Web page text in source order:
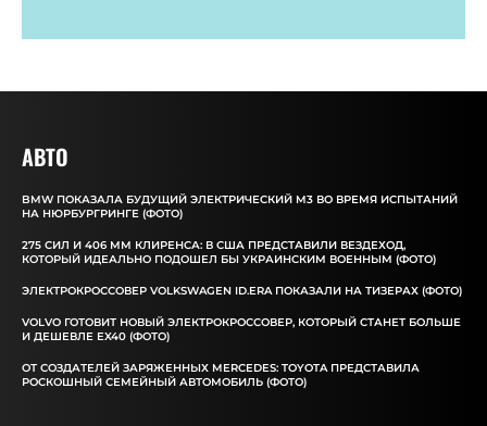
АВТО
BMW ПОКАЗАЛА БУДУЩИЙ ЭЛЕКТРИЧЕСКИЙ M3 ВО ВРЕМЯ ИСПЫТАНИЙ
НА НЮРБУРГРИНГЕ (ФОТО)
275 СИЛ И 406 ММ КЛИРЕНСА: В США ПРЕДСТАВИЛИ ВЕЗДЕХОД,
КОТОРЫЙ ИДЕАЛЬНО ПОДОШЕЛ БЫ УКРАИНСКИМ ВОЕННЫМ (ФОТО)
ЭЛЕКТРОКРОССОВЕР VOLKSWAGEN ID.ERA ПОКАЗАЛИ НА ТИЗЕРАХ (ФОТО)
VOLVO ГОТОВИТ НОВЫЙ ЭЛЕКТРОКРОССОВЕР, КОТОРЫЙ СТАНЕТ БОЛЬШЕ
И ДЕШЕВЛЕ EX40 (ФОТО)
ОТ СОЗДАТЕЛЕЙ ЗАРЯЖЕННЫХ MERCEDES: TOYOTA ПРЕДСТАВИЛА
РОСКОШНЫЙ СЕМЕЙНЫЙ АВТОМОБИЛЬ (ФОТО)